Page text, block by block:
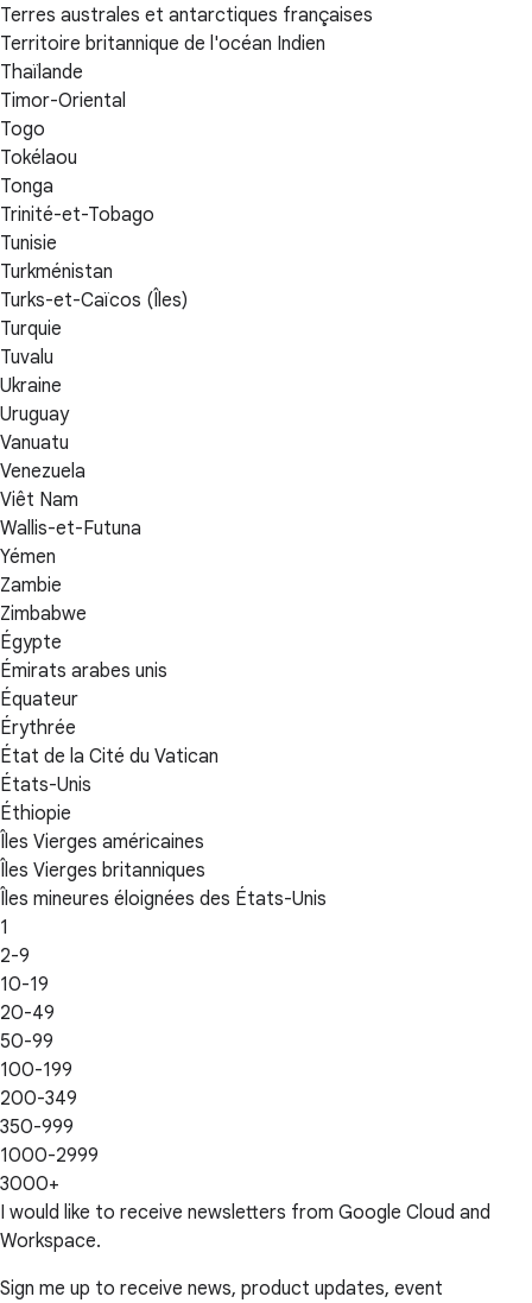
Terres australes et antarctiques françaises
Territoire britannique de l'océan Indien
Thaïlande
Timor-Oriental
Togo
Tokélaou
Tonga
Trinité-et-Tobago
Tunisie
Turkménistan
Turks-et-Caïcos (Îles)
Turquie
Tuvalu
Ukraine
Uruguay
Vanuatu
Venezuela
Viêt Nam
Wallis-et-Futuna
Yémen
Zambie
Zimbabwe
Égypte
Émirats arabes unis
Équateur
Érythrée
État de la Cité du Vatican
États-Unis
Éthiopie
Îles Vierges américaines
Îles Vierges britanniques
Îles mineures éloignées des États-Unis
1
2-9
10-19
20-49
50-99
100-199
200-349
350-999
1000-2999
3000+
I would like to receive newsletters from Google Cloud and
Workspace.
Sign me up to receive news, product updates, event